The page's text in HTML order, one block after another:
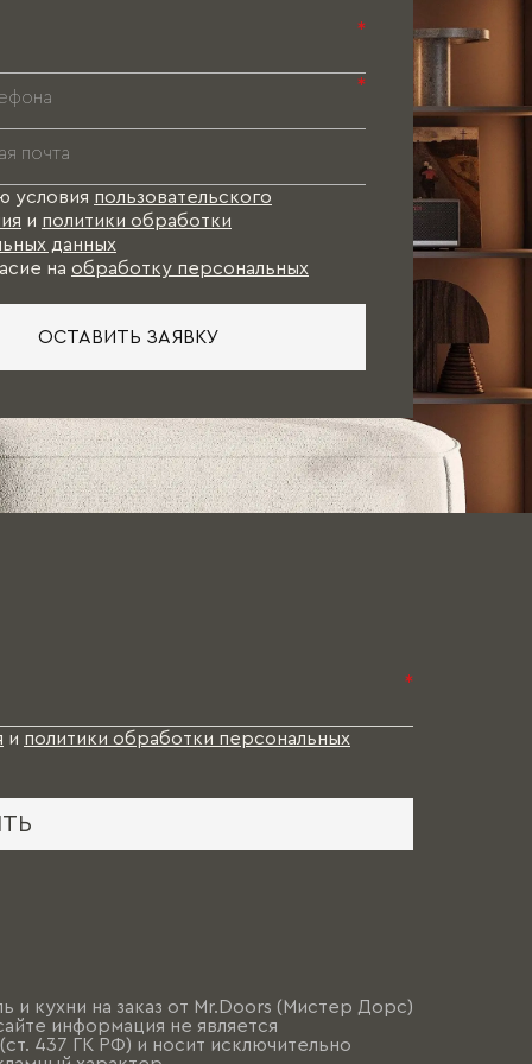
Паспорт
*
*
условия пользовательского
и политики обработки
данных
на обработку персональных
ОСТАВИТЬ ЗАЯВКУ
*
и политики обработки персональных
и кухни на заказ от Mr.Doors (Мистер Дорс)
информация не является
437 ГК РФ) и носит исключительно